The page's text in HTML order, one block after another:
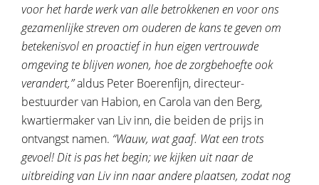
voor het harde werk van alle betrokkenen en voor ons
gezamenlijke streven om ouderen de kans te geven om
betekenisvol en proactief in hun eigen vertrouwde
omgeving te blijven wonen, hoe de zorgbehoefte ook
verandert,”aldus Peter Boerenfijn, directeur-
bestuurder van Habion, en Carola van den Berg,
kwartiermaker van Liv inn, die beiden de prijs in
ontvangst namen. “Wauw, wat gaaf. Wat een trots
gevoel! Dit is pas het begin; we kijken uit naar de
uitbreiding van Liv inn naar andere plaatsen, zodat nog